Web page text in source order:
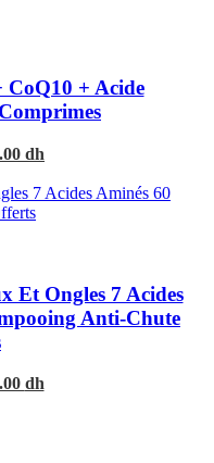
CoQ10 + Acide
dh.
dh
is:
Et Ongles 7 Acides
Anti-Chute
dhCurrent